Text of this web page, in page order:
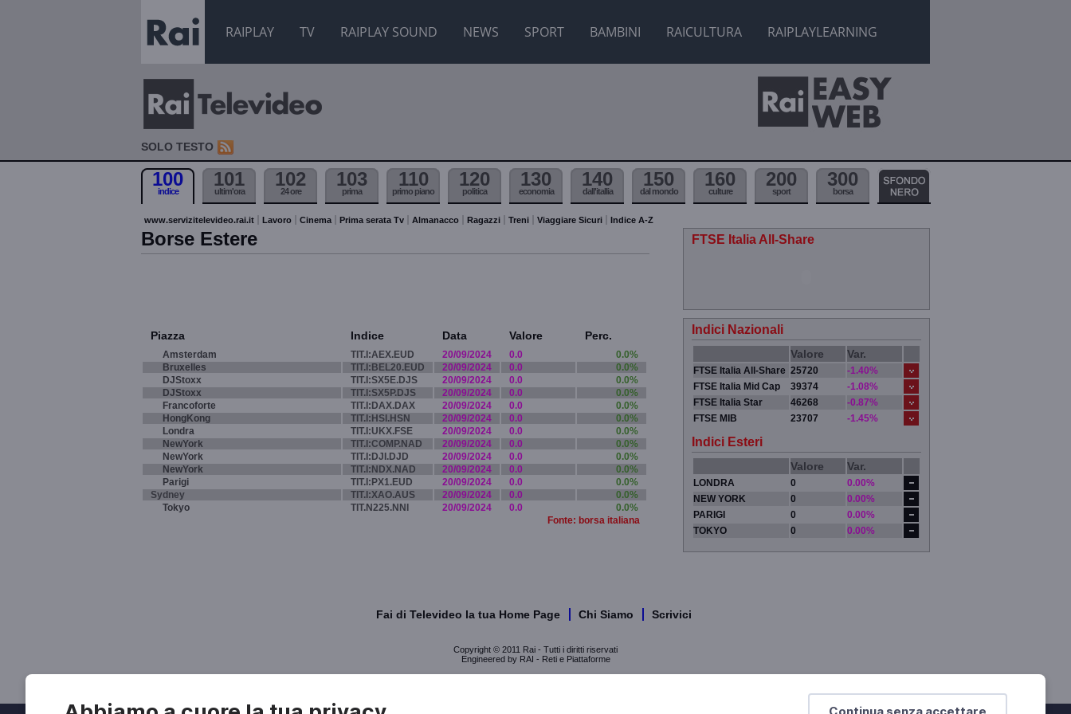
RAIPLAY TV RAIPLAY SOUND NEWS SPORT BAMBINI RAICULTURA RAIPLAYLEARNING
Continua senza accettare
SOLO TESTO
100
indice
101
ultim'ora
102
24 ore
103
prima
110
primo piano
120
politica
130
economia
140
dall'itallia
150
dal mondo
160
culture
200
sport
300
borsa
www.servizitelevideo.rai.it Lavoro Cinema Prima serata Tv Almanacco Ragazzi Treni Viaggiare Sicuri Indice A-Z
Borse Estere
Piazza Indice Data Valore Perc.
Amsterdam TIT.I:AEX.EUD 20/09/2024 0.0
0.0%
Bruxelles
TIT.I:BEL20.EUD 20/09/2024 0.0
0.0%
DJStoxx
TIT.I:SX5E.DJS 20/09/2024 0.0
0.0%
DJStoxx
TIT.I:SX5P.DJS 20/09/2024 0.0
0.0%
Francoforte
TIT.I:DAX.DAX 20/09/2024 0.0
0.0%
HongKong
TIT.I:HSI.HSN 20/09/2024 0.0
0.0%
Londra
TIT.I:UKX.FSE 20/09/2024 0.0
0.0%
NewYork
TIT.I:COMP.NAD 20/09/2024 0.0
0.0%
NewYork
TIT.I:DJI.DJD 20/09/2024 0.0
0.0%
NewYork
TIT.I:NDX.NAD 20/09/2024 0.0
0.0%
Parigi
TIT.I:PX1.EUD 20/09/2024 0.0
0.0%
Sydney
TIT.I:XAO.AUS 20/09/2024 0.0
0.0%
Tokyo
TIT.N225.NNI 20/09/2024 0.0
0.0%
Fonte: borsa italiana
FTSE Italia All-Share
Indici Nazionali
Valore Var.
FTSE Italia All-Share 25720
-1.40%
FTSE Italia Mid Cap
39374
-1.08%
FTSE Italia Star
46268
-0.87%
FTSE MIB
23707 -1.45%
Indici Esteri
Valore Var.
LONDRA 0
0.00%
NEW YORK
0
0.00%
PARIGI
0
0.00%
TOKYO
0 0.00%
Fai di Televideo la tua Home Page Chi Siamo Scrivici
Copyright © 2011 Rai - Tutti i diritti riservati
Engineered by RAI - Reti e Piattaforme